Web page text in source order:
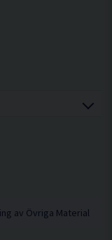
av Övriga Material